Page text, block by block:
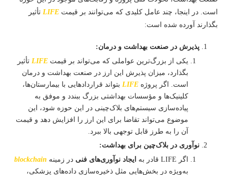
است. در اینجا، چند عامل کلیدی که می‌توانند بر قیمت LIFE تأثیر
بگذارند آورده شده است:
پذیرش در صنعت بهداشت و درمان:
یکی از بزرگ‌ترین عواملی که می‌تواند بر قیمت LIFE تأثیر
بگذارد، میزان پذیرش این ارز در صنعت بهداشت و درمان
است. اگر پروژه LIFE بتواند قراردادهایی با بیمارستان‌ها،
کلینیک‌ها و مؤسسات بهداشتی بزرگ ببندد و موفق به
پیاده‌سازی سیستم‌های بلاک‌چینی در این حوزه شود، این
موضوع می‌تواند تقاضا برای این ارز را افزایش دهد و قیمت
آن را به طرز قابل توجهی بالا ببرد.
نوآوری در بلاک‌چین برای بهداشت:
اگر LIFE قادر به
ایجاد نوآوری‌های فنی در زمینه blockchain
به‌ویژه در بخش‌هایی مثل ذخیره‌سازی داده‌های پزشکی،